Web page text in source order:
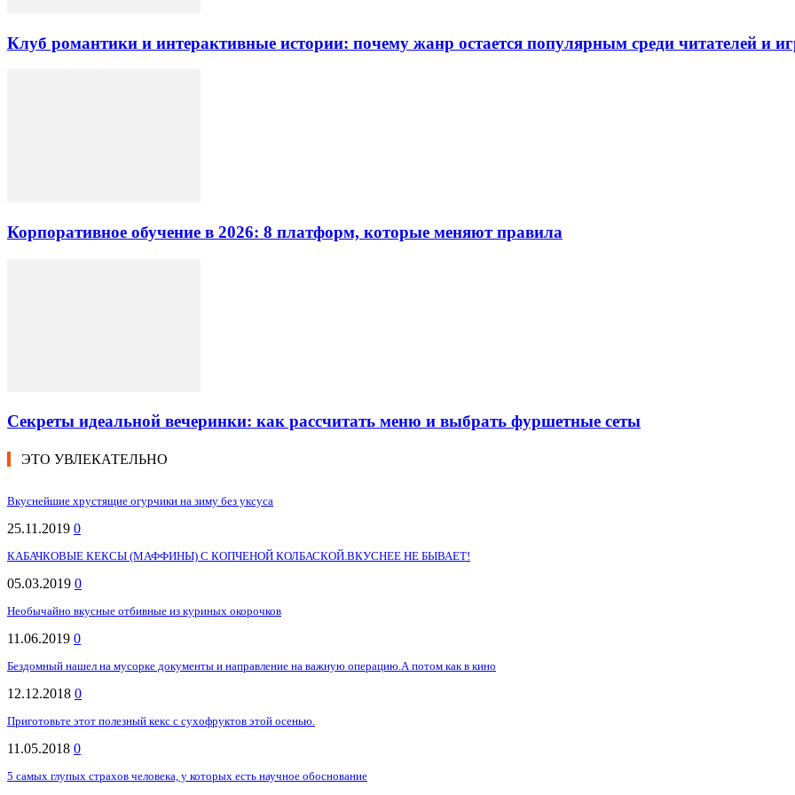
Клуб романтики и интерактивные истории: почему жанр остается популярным среди читателей и
Корпоративное обучение в 2026: 8 платформ, которые меняют правила
Секреты идеальной вечеринки: как рассчитать меню и выбрать фуршетные сеты
ЭТО УВЛЕКАТЕЛЬНО
Вкуснейшие хрустящие огурчики на зиму без уксуса
25.11.2019 0
КАБАЧКОВЫЕ КЕКСЫ (МАФФИНЫ) С КОПЧЕНОЙ КОЛБАСКОЙ.ВКУСНЕЕ НЕ БЫВАЕТ!
05.03.2019 0
Необычайно вкусные отбивные из куриных окорочков
11.06.2019 0
Бездомный нашел на мусорке документы и направление на важную операцию.А потом как в кино
12.12.2018 0
Приготовьте этот полезный кекс с сухофруктов этой осенью.
11.05.2018 0
5 самых глупых страхов человека, у которых есть научное обоснование